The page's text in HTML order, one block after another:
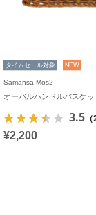
タイムセール対象 NEW
Samansa Mos2
オーバルハンドルバスケッ
3.5
¥2,200